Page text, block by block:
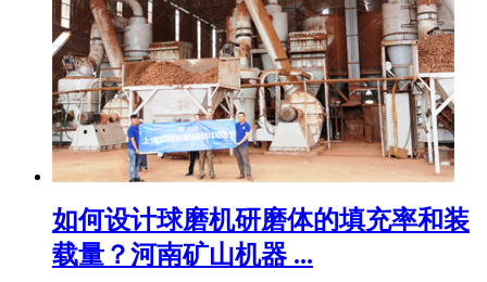
如何设计球磨机研磨体的填充率和装
载量？河南矿山机器 ...